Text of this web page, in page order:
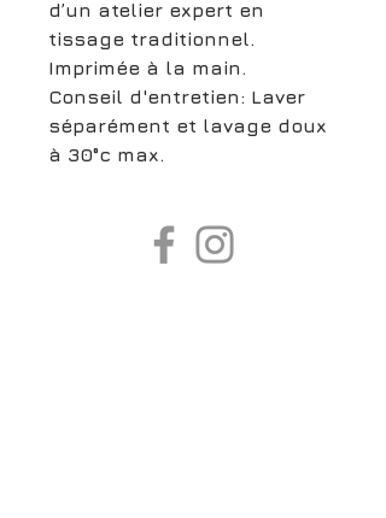
d’un atelier expert en
tissage traditionnel.
Imprimée à la main.
Conseil d'entretien: Laver
séparément et lavage doux
à 30°c max.